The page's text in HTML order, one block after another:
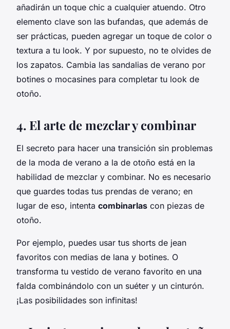
añadirán un toque chic a cualquier atuendo. Otro
elemento clave son las bufandas, que además de
ser prácticas, pueden agregar un toque de color o
textura a tu look. Y por supuesto, no te olvides de
los zapatos. Cambia las sandalias de verano por
botines o mocasines para completar tu look de
otoño.
4. El arte de mezclar y combinar
El secreto para hacer una transición sin problemas
de la moda de verano a la de otoño está en la
habilidad de mezclar y combinar. No es necesario
que guardes todas tus prendas de verano; en
lugar de eso, intenta combinarlas con piezas de
otoño.
Por ejemplo, puedes usar tus shorts de jean
favoritos con medias de lana y botines. O
transforma tu vestido de verano favorito en una
falda combinándolo con un suéter y un cinturón.
¡Las posibilidades son infinitas!